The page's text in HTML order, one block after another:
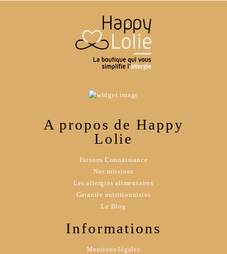
A propos de Happy
Lolie
Faisons Connaissance
Nos missions
Les allergies alimentaires
Garantie nutritionnistes
Le Blog
Informations
Mentions légales